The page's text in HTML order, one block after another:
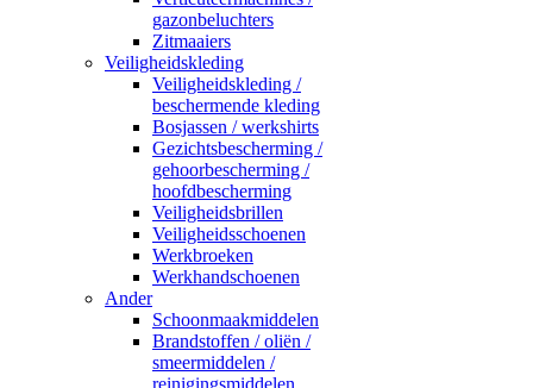
gazonbeluchters
Zitmaaiers
Veiligheidskleding
Veiligheidskleding /
beschermende kleding
Bosjassen / werkshirts
Gezichtsbescherming /
gehoorbescherming /
hoofdbescherming
Veiligheidsbrillen
Veiligheidsschoenen
Werkbroeken
Werkhandschoenen
Ander
Schoonmaakmiddelen
Brandstoffen / oliën /
smeermiddelen /
reinigingsmiddelen